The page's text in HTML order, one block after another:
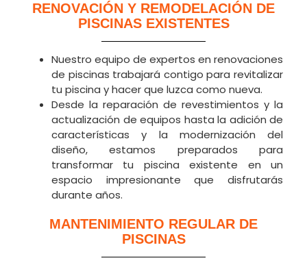
RENOVACIÓN Y REMODELACIÓN DE
PISCINAS EXISTENTES
Nuestro equipo de expertos en renovaciones
de piscinas trabajará contigo para revitalizar
tu piscina y hacer que luzca como nueva.
Desde la reparación de revestimientos y la
actualización de equipos hasta la adición de
características y la modernización del
diseño, estamos preparados para
transformar tu piscina existente en un
espacio impresionante que disfrutarás
durante años.
MANTENIMIENTO REGULAR DE
PISCINAS